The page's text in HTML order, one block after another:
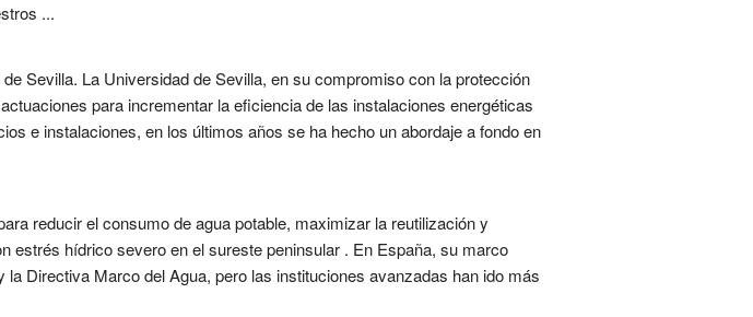
...
Sevilla. La Universidad de Sevilla, en su compromiso con la protección
para incrementar la eficiencia de las instalaciones energéticas
e instalaciones, en los últimos años se ha hecho un abordaje a fondo en
reducir el consumo de agua potable, maximizar la reutilización y
hídrico severo en el sureste peninsular . En España, su marco
Directiva Marco del Agua, pero las instituciones avanzadas han ido más